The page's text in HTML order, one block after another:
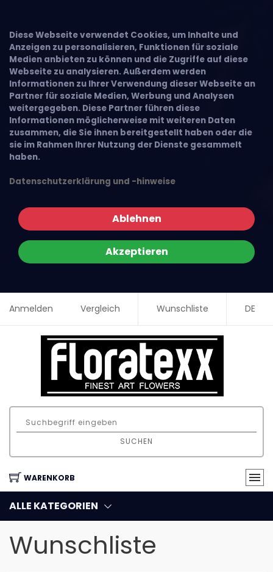
Diese Webseite verwendet Cookies, um Inhalte und
Anzeigen zu personalisieren, Funktionen für soziale
Medien anbieten zu können und die Zugriffe auf diese
Webseite zu analysieren. Außerdem werden
Informationen zu Ihrer Verwendung dieser Webseite an
Partner für soziale Medien, Werbung und Analysen
weitergegeben. Diese Partner führen diese
Informationen möglicherweise mit weiteren Daten
zusammen, die Sie ihnen bereitgestellt haben oder die
sie im Rahmen Ihrer Nutzung der Dienste gesammelt
haben.
Datenschutzerklärung und -hinweise
Ablehnen
Akzeptieren
Anmelden Vergleich Wunschliste DE
SUCHEN
WARENKORB
ALLE KATEGORIEN
Wunschliste